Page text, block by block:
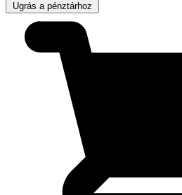
Ugrás a pénztárhoz